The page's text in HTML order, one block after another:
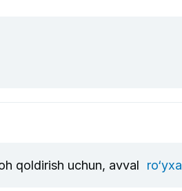
qoldirish uchun, avval